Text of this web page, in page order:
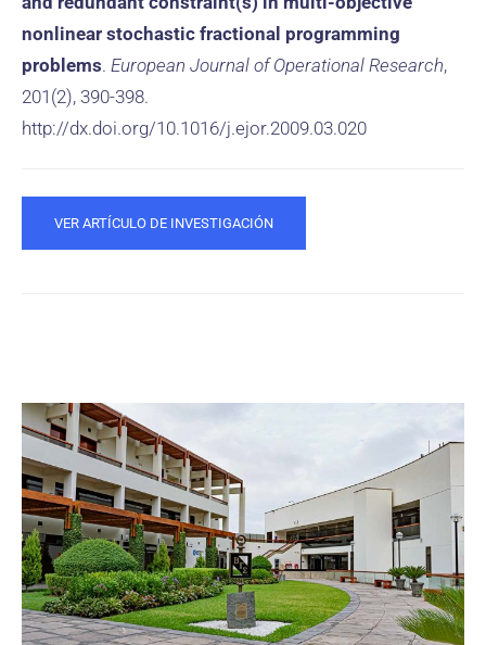
nonlinear stochastic fractional programming
problems. European Journal of Operational Research,
201(2), 390-398.
http://dx.doi.org/10.1016/j.ejor.2009.03.020
VER ARTÍCULO DE INVESTIGACIÓN